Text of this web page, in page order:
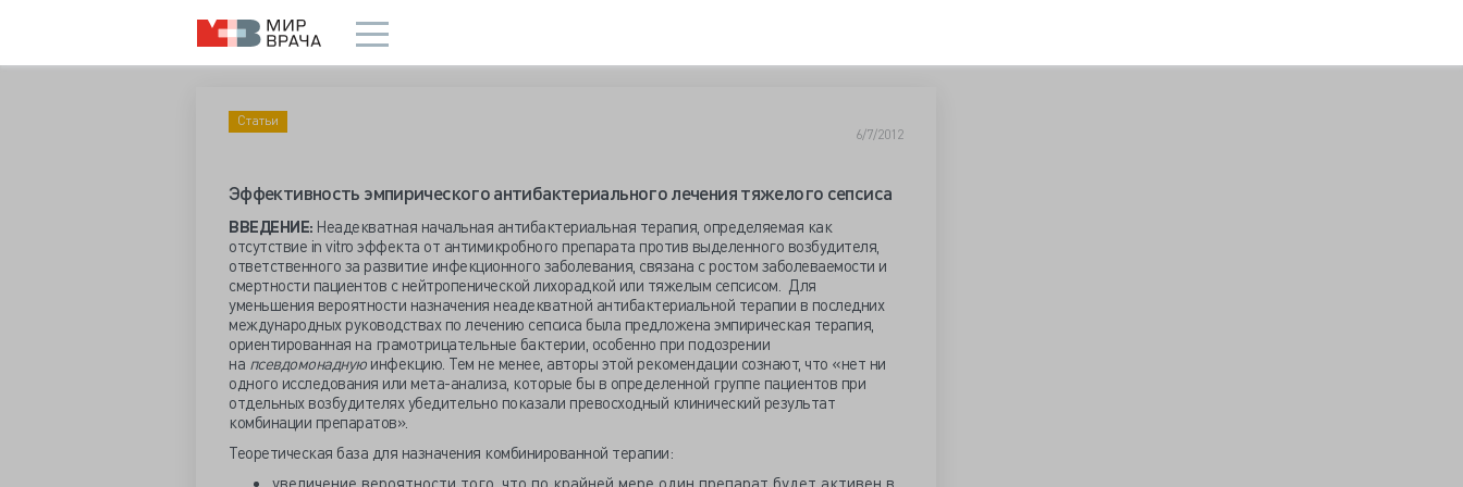
Статьи
6/7/2012
Эффективность эмпирического антибактериального лечения тяжелого сепсиса
ВВЕДЕНИЕ: Неадекватная начальная антибактериальная терапия, определяемая как
отсутствие in vitro эффекта от антимикробного препарата против выделенного возбудителя,
ответственного за развитие инфекционного заболевания, связана с ростом заболеваемости и
смертности пациентов с нейтропенической лихорадкой или тяжелым сепсисом. Для
уменьшения вероятности назначения неадекватной антибактериальной терапии в последних
международных руководствах по лечению сепсиса была предложена эмпирическая терапия,
ориентированная на грамотрицательные бактерии, особенно при подозрении
на псевдомонадную инфекцию. Тем не менее, авторы этой рекомендации сознают, что «нет ни
одного исследования или мета-анализа, которые бы в определенной группе пациентов при
отдельных возбудителях убедительно показали превосходный клинический результат
комбинации препаратов».
Теоретическая база для назначения комбинированной терапии:
увеличение вероятности того, что по крайней мере один препарат будет активен в